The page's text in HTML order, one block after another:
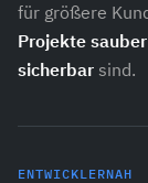
für größere
Projekte
sicherbar sind.
ENTWICKLERNAH